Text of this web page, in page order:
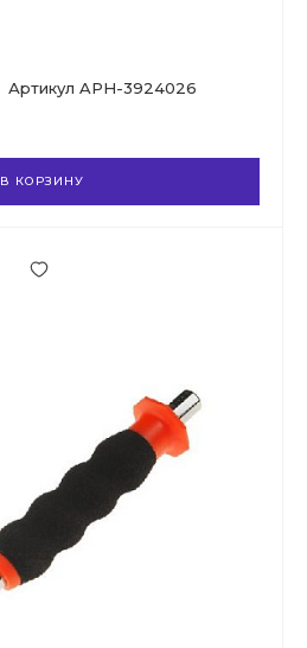
Артикул APH-3924026
В КОРЗИНУ